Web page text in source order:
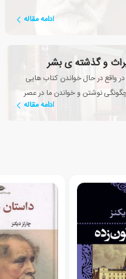
ادامه مقاله
و گذشته ی بشر
واقع در حال خواندن کتاب هایی
نوشتن و خواندن ما در عصر
ادامه مقاله